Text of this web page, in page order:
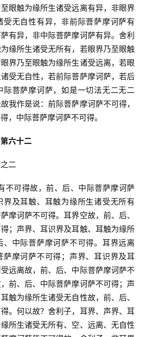
眼触为缘所生诸受远离有异，非眼界
受无自性有异，非前际菩萨摩诃萨有
有异，非中际菩萨摩诃萨有异。舍利
缘所生诸受无所有，若眼界乃至眼触
界乃至眼触为缘所生诸受远离，若眼
受无自性，若前际菩萨摩诃萨，若后
际菩萨摩诃萨，如是一切法无二无二
我作是说：前际菩萨摩诃萨不可得，
，中际菩萨摩诃萨不可得。
六十二
二
不可得故，前、后、中际菩萨摩诃萨
界及耳触、耳触为缘所生诸受无所有
摩诃萨不可得。耳界空故，前、后、
；声界、耳识界及耳触、耳触为缘所
、中际菩萨摩诃萨不可得。耳界远离
萨摩诃萨不可得；声界、耳识界及耳
远离故，前、后、中际菩萨摩诃萨不
前、后、中际菩萨摩诃萨不可得；声
触为缘所生诸受无自性故，前、后、
。何以故？舍利子，耳界、声界、耳
所生诸受无所有、空、远离、无自性